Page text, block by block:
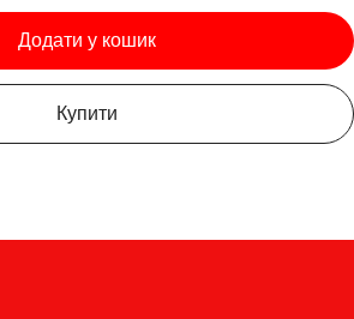
Додати у кошик
Купити